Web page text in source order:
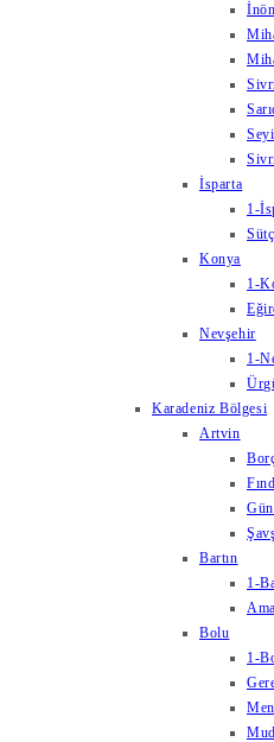
İsparta
1-
Konya
1-
Nevşehir
1-
Karadeniz Bölgesi
Artvin
Bartın
1-
Bolu
1-